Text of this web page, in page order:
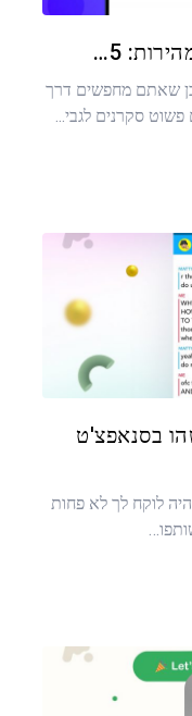
5…
שאתם מחפשים דרך
סקרנים לגבי...
בסנאפצ'ט
שווה ל-10 שניות, היה לוקח לך לא פחות